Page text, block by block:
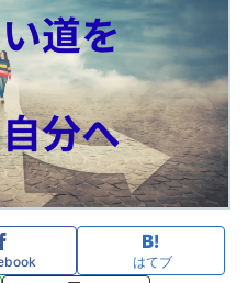
はてブ